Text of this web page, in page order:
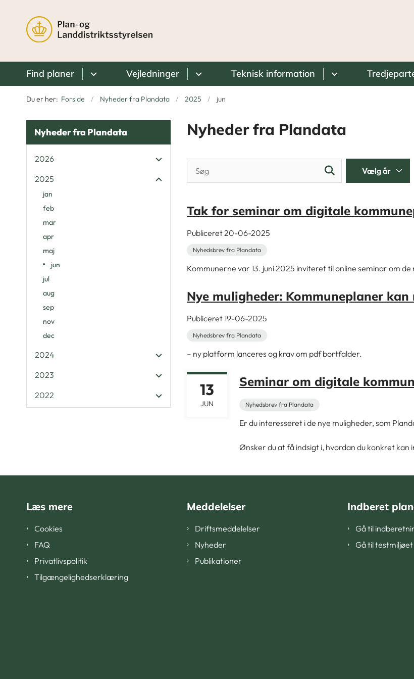
Find planer Vejledninger Teknisk information
Du er her: Forside Nyheder fra Plandata 2025 jun
Nyheder fra Plandata
2026
2025
jan
feb
mar
apr
maj
jun
jul
aug
sep
nov
dec
2024
2023
2022
Nyheder fra Plandata
Tak for seminar om digitale
Publiceret 20-06-2025
Nyhedsbrev fra Plandata
Kommunerne var 13. juni 2025 inviteret til online seminar om
Nye muligheder: Kommuneplaner
Publiceret 19-06-2025
Nyhedsbrev fra Plandata
– ny platform lanceres og krav om pdf bortfalder.
Seminar om digitale
13
JUN Nyhedsbrev fra Plandata
Er du interesseret i de nye muligheder, som
Ønsker du at få indsigt i, hvordan du konkret kan
Læs mere
Cookies
FAQ
Privatlivspolitik
Tilgængelighedserklæring
Meddelelser
Driftsmeddelelser
Nyheder
Publikationer
Indberet
Gå til
Gå til